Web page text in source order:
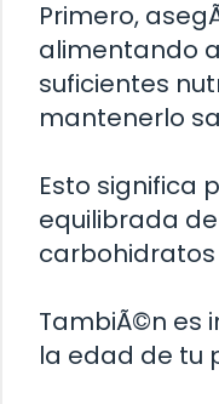
Primero,
alimentando
suficientes
mantenerlo
Esto significa
equilibrada
carbohidratos
TambiÃ©n es
la edad de tu